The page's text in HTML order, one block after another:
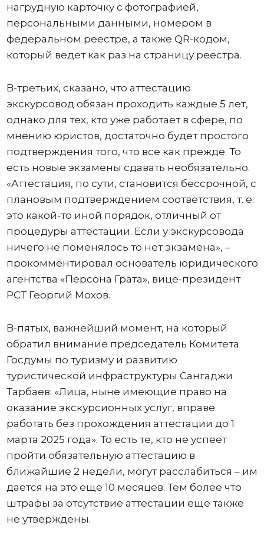
нагрудную карточку с фотографией,
персональными данными, номером в
федеральном реестре, а также QR-кодом,
который ведет как раз на страницу реестра.
В-третьих, сказано, что аттестацию
экскурсовод обязан проходить каждые 5 лет,
однако для тех, кто уже работает в сфере, по
мнению юристов, достаточно будет простого
подтверждения того, что все как прежде. То
есть новые экзамены сдавать необязательно.
«Аттестация, по сути, становится бессрочной, с
плановым подтверждением соответствия, т. е.
это какой-то иной порядок, отличный от
процедуры аттестации. Если у экскурсовода
ничего не поменялось то нет экзамена», –
прокомментировал основатель юридического
агентства «Персона Грата», вице-президент
РСТ Георгий Мохов.
В-пятых, важнейший момент, на который
обратил внимание председатель Комитета
Госдумы по туризму и развитию
туристической инфраструктуры Сангаджи
Тарбаев: «Лица, ныне имеющие право на
оказание экскурсионных услуг, вправе
работать без прохождения аттестации до 1
марта 2025 года». То есть те, кто не успеет
пройти обязательную аттестацию в
ближайшие 2 недели, могут расслабиться – им
дается на это еще 10 месяцев. Тем более что
штрафы за отсутствие аттестации еще также
не утверждены.